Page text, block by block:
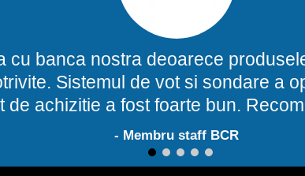
cu banca nostra deoarece
Sistemul de vot si sondare a
de achizitie a fost foarte bun.
- Membru staff BCR
1 2 3 4 5